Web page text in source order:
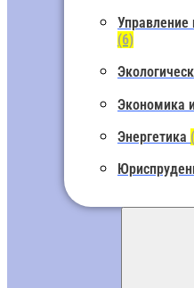
Управление
(6)
Экономика
Энергетика